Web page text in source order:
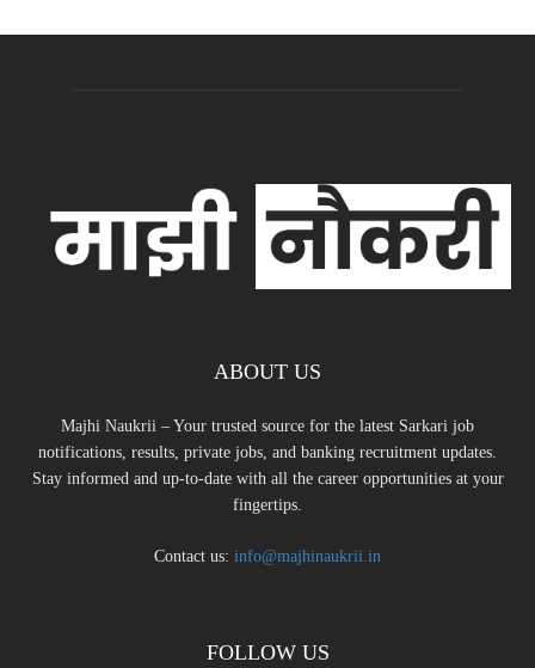
ABOUT US
Majhi Naukrii – Your trusted source for the latest Sarkari job
notifications, results, private jobs, and banking recruitment updates.
Stay informed and up-to-date with all the career opportunities at your
fingertips.
Contact us: info@majhinaukrii.in
FOLLOW US